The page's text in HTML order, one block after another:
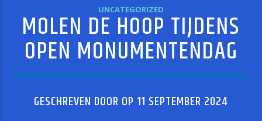
MZ-RADIO
UNCATEGORIZED
MOLEN DE HOOP TIJDENS
OPEN MONUMENTENDAG
GESCHREVEN DOOR OP 11 SEPTEMBER 2024